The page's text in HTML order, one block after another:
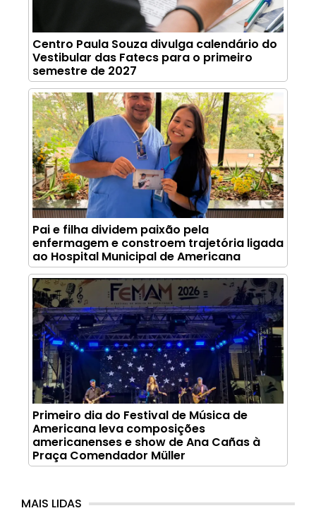
Centro Paula Souza divulga calendário do
Vestibular das Fatecs para o primeiro
semestre de 2027
Pai e filha dividem paixão pela
enfermagem e constroem trajetória ligada
ao Hospital Municipal de Americana
Primeiro dia do Festival de Música de
Americana leva composições
americanenses e show de Ana Cañas à
Praça Comendador Müller
MAIS LIDAS